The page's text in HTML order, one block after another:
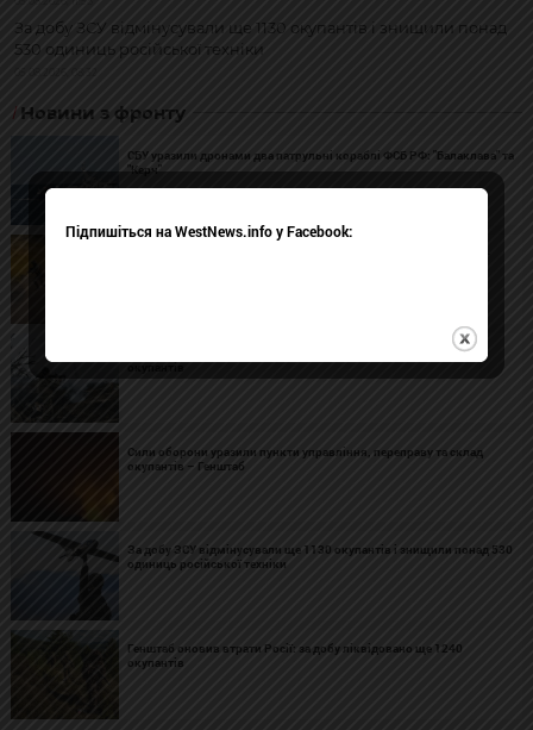
За добу ЗСУ відмінусували ще 1130 окупантів і знищили понад
530 одиниць російської техніки
Новини з фронту
СБУ уразили дронами два патрульні кораблі ФСБ РФ: "Балаклава" та
"Керч"
Генштаб оновив втрати Росії: за добу ліквідовано ще 1330
окупантів
Сили оборони уразили пункти управління, переправу та склад
окупантів – Генштаб
За добу ЗСУ відмінусували ще 1130 окупантів і знищили понад 530
одиниць російської техніки
Генштаб оновив втрати Росії: за добу ліквідовано ще 1240
окупантів
Підпишіться на WestNews.info у Facebook: